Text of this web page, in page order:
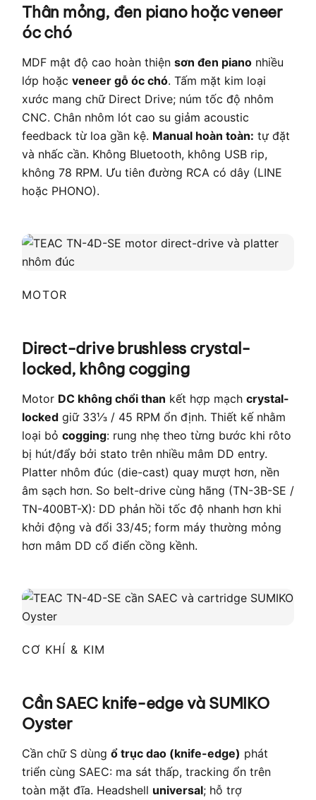
Thân mỏng, đen piano hoặc veneer
óc chó
MDF mật độ cao hoàn thiện sơn đen piano nhiều
lớp hoặc veneer gỗ óc chó. Tấm mặt kim loại
xước mang chữ Direct Drive; núm tốc độ nhôm
CNC. Chân nhôm lót cao su giảm acoustic
feedback từ loa gần kệ. Manual hoàn toàn: tự đặt
và nhấc cần. Không Bluetooth, không USB rip,
không 78 RPM. Ưu tiên đường RCA có dây (LINE
hoặc PHONO).
MOTOR
Direct-drive brushless crystal-
locked, không cogging
Motor DC không chổi than kết hợp mạch crystal-
locked giữ 33⅓ / 45 RPM ổn định. Thiết kế nhằm
loại bỏ cogging: rung nhẹ theo từng bước khi rôto
bị hút/đẩy bởi stato trên nhiều mâm DD entry.
Platter nhôm đúc (die-cast) quay mượt hơn, nền
âm sạch hơn. So belt-drive cùng hãng (TN-3B-SE /
TN-400BT-X): DD phản hồi tốc độ nhanh hơn khi
khởi động và đổi 33/45; form máy thường mỏng
hơn mâm DD cổ điển cồng kềnh.
CƠ KHÍ & KIM
Cần SAEC knife-edge và SUMIKO
Oyster
Cần chữ S dùng ổ trục dao (knife-edge) phát
triển cùng SAEC: ma sát thấp, tracking ổn trên
toàn mặt đĩa. Headshell universal; hỗ trợ